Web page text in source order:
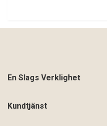
En Slags Verklighet
Kundtjänst